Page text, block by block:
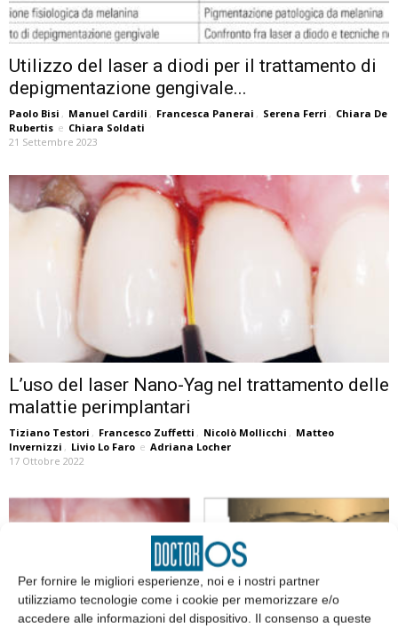
Per fornire le migliori esperienze, noi e i nostri partner
utilizziamo tecnologie come i cookie per memorizzare e/o
accedere alle informazioni del dispositivo. Il consenso a queste
Utilizzo del laser a diodi per il trattamento di
depigmentazione gengivale...
Paolo Bisi , Manuel Cardili , Francesca Panerai , Serena Ferri , Chiara De
Rubertis e Chiara Soldati
21 Settembre 2023
L’uso del laser Nano-Yag nel trattamento delle
malattie perimplantari
Tiziano Testori , Francesco Zuffetti , Nicolò Mollicchi , Matteo
Invernizzi , Livio Lo Faro e Adriana Locher
17 Ottobre 2022